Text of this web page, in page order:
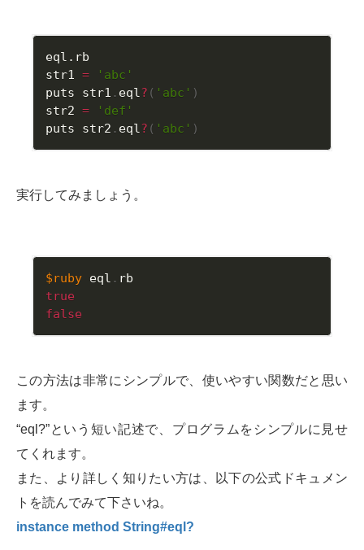
eql.rb
str1 =
'abc'
puts str1 . eql? ( 'abc' )
‏str2 =
'def'
puts str2 . eql? ( 'abc' )
実行してみましょう。
$ruby eql .
true
false
この方法は非常にシンプルで、使いやすい関数だと思い
ます。
“eql?”という短い記述で、プログラムをシンプルに見せ
てくれます。
また、より詳しく知りたい方は、以下の公式ドキュメン
トを読んでみて下さいね。
instance method String#eql?